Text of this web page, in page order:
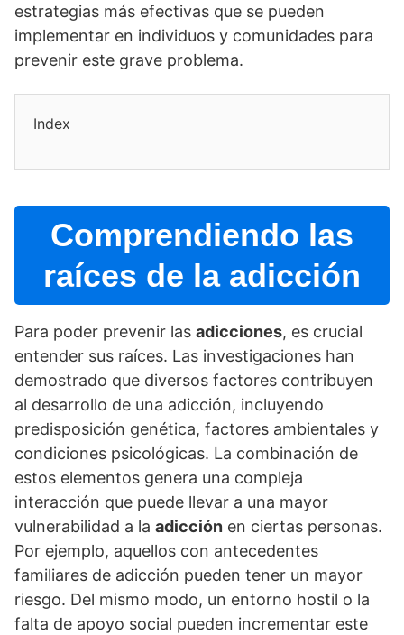
estrategias más efectivas que se pueden
implementar en individuos y comunidades para
prevenir este grave problema.
Index
Comprendiendo las
raí­ces de la adicción
Para poder prevenir las adicciones, es crucial
entender sus raí­ces. Las investigaciones han
demostrado que diversos factores contribuyen
al desarrollo de una adicción, incluyendo
predisposición genética, factores ambientales y
condiciones psicológicas. La combinación de
estos elementos genera una compleja
interacción que puede llevar a una mayor
vulnerabilidad a la adicción en ciertas personas.
Por ejemplo, aquellos con antecedentes
familiares de adicción pueden tener un mayor
riesgo. Del mismo modo, un entorno hostil o la
falta de apoyo social pueden incrementar este